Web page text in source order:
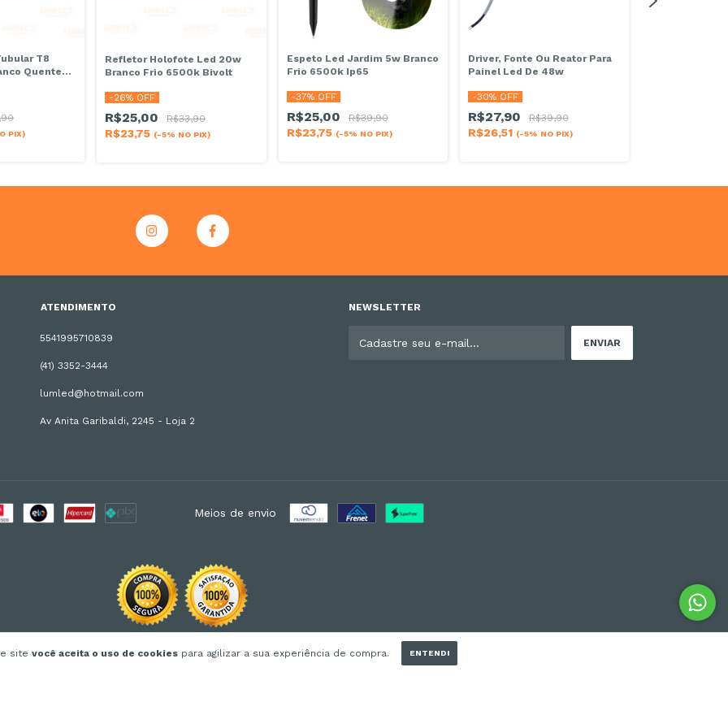
site você aceita o uso de cookies para agilizar a sua experiência de compra. ENTENDI
T8
Quente
PIX)
Refletor Holofote Led 20w
Branco Frio 6500k Bivolt
-26% OFF
R$25,00 R$33,90
R$23,75 (-5% NO PIX)
Espeto Led Jardim 5w Branco
Frio 6500k Ip65
-37% OFF
R$25,00 R$39,90
R$23,75 (-5% NO PIX)
Driver, Fonte Ou Reator Para
Painel Led De 48w
-30% OFF
R$27,90 R$39,90
R$26,51 (-5% NO PIX)
ATENDIMENTO
5541995710839
(41) 3352-3444
lumled@hotmail.com
Av Anita Garibaldi, 2245 - Loja 2
NEWSLETTER
Meios de envio